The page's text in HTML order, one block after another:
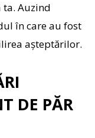
Auzind
în care au fost
așteptărilor.
DE PĂR